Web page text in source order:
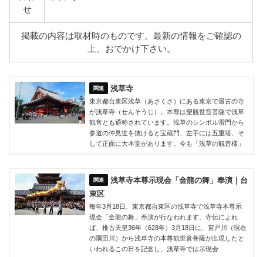
せ
掲載の内容は取材時のものです。最新の情報をご確認の
上、おでかけ下さい。
浅草寺
東京都台東区浅草（あさくさ）にある東京で最古の寺
が浅草寺（せんそうじ）。本尊は聖観世音菩薩で浅草
観音とも通称されています。浅草のシンボル雷門から
参道の仲見世を抜けると宝蔵門、左手には五重塔、そ
して正面に大本堂があります。今も「浅草の観音様」
浅草寺本尊示現会「金龍の舞」奉演｜台
東区
毎年3月18日、東京都台東区の浅草寺で浅草寺本尊示
現会「金龍の舞」奉演が行なわれます。寺伝によれ
ば、推古天皇36年（628年）3月18日に、宮戸川（現在
の隅田川）から浅草寺の本尊観世音菩薩が出現したと
いわれるこの日を記念し、浅草寺では示現会